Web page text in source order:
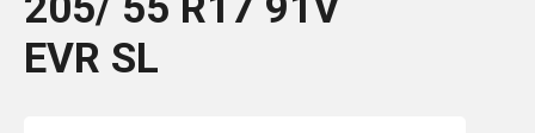
EVR SL